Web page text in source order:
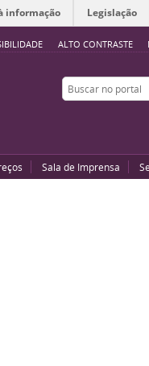
ALTO CONTRASTE
informação Legislação
Buscar no portal
Sala de Imprensa